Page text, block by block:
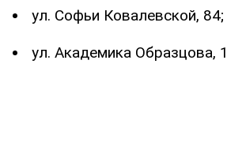
ул. Софьи Ковалевской, 84;
ул. Академика Образцова,